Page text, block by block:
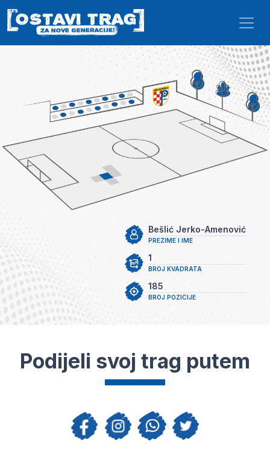
Skip to main content
PREZIME I IME
Bešlić Jerko-Amenović
BROJ KVADRATA
1
BROJ POZICIJE
185
Podijeli svoj trag putem